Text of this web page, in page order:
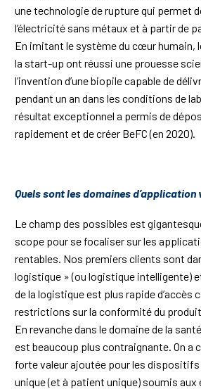
une technologie de rupture qui permet
l’électricité sans métaux et à partir de
En imitant le système du cœur humain,
la start-up ont réussi une prouesse
l’invention d’une biopile capable de
pendant un an dans les conditions de
résultat exceptionnel a permis de
rapidement et de créer BeFC (en 2020).
Quels sont les domaines d’application
Le champ des possibles est
scope pour se focaliser sur les
rentables. Nos premiers clients sont
logistique » (ou logistique intelligente)
de la logistique est plus rapide d’accès
restrictions sur la conformité du produit.
En revanche dans le domaine de la
est beaucoup plus contraignante. On a
forte valeur ajoutée pour les
unique (et à patient unique) soumis aux